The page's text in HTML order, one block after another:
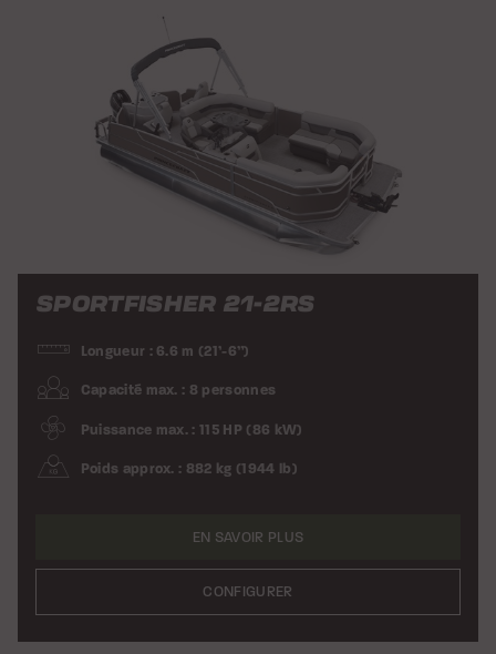
SPORTFISHER 21-2RS
Longueur : 6.6 m (21’-6”)
Capacité max. : 8 personnes
Puissance max. : 115 HP (86 kW)
Poids approx. : 882 kg (1944 lb)
EN SAVOIR PLUS
CONFIGURER